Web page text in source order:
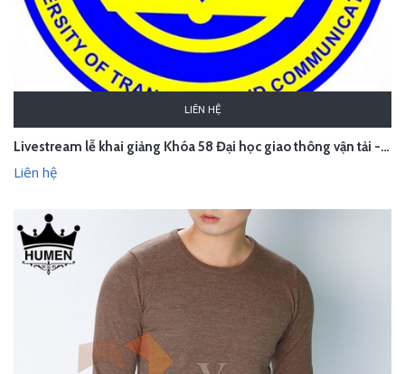
LIÊN HỆ
Livestream lễ khai giảng Khóa 58 Đại học giao thông vận tải - Hà Nội
Liên hệ